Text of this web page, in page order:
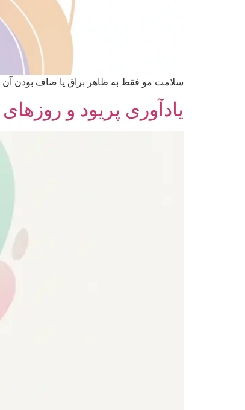
سلامت مو فقط به ظاهر براق یا صاف بودن
یادآوری پریود و